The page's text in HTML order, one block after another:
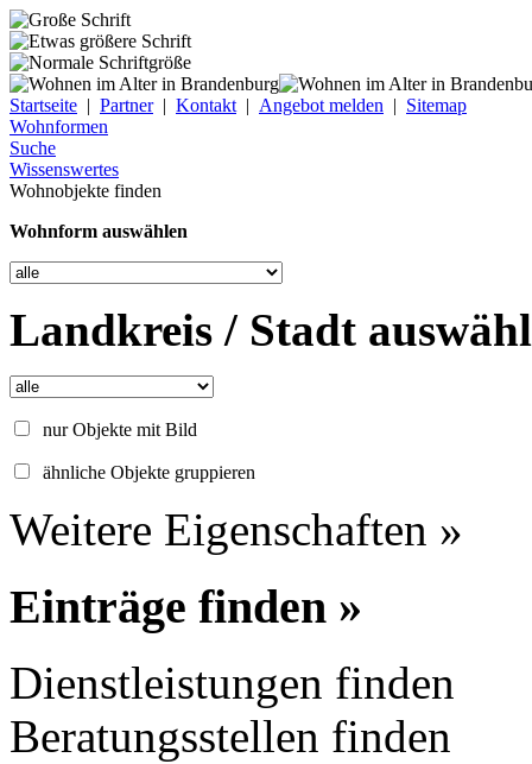
Startseite | Partner| Kontakt | Angebot melden | Sitemap
Wohnformen
Suche
Wissenswertes
Wohnobjekte finden
Wohnform auswählen
Landkreis / Stadt
nur Objekte mit Bild
ähnliche Objekte gruppieren
Weitere Eigenschaften »
Einträge finden »
Dienstleistungen finden
Beratungsstellen finden